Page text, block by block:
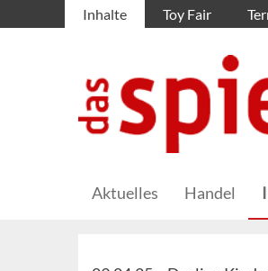
Inhalte Toy Fair
Aktuelles Handel